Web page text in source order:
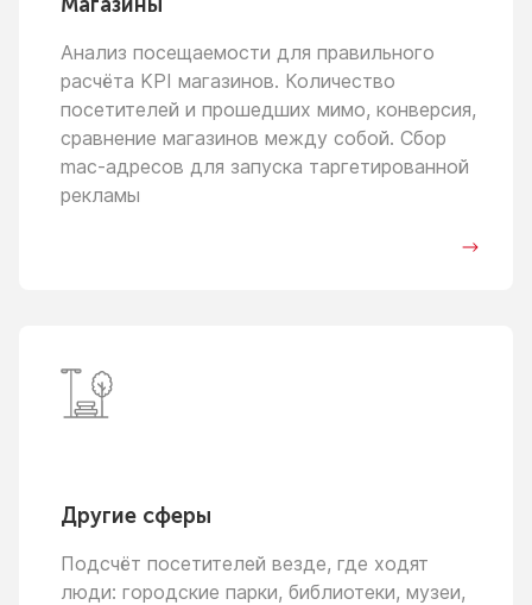
Анализ посещаемости для правильного
расчёта KPI магазинов. Количество
посетителей и прошедших мимо, конверсия,
сравнение магазинов между собой. Сбор
mac-адресов для запуска таргетированной
рекламы
Другие сферы
Подсчёт посетителей везде, где ходят
люди: городские парки, библиотеки, музеи,